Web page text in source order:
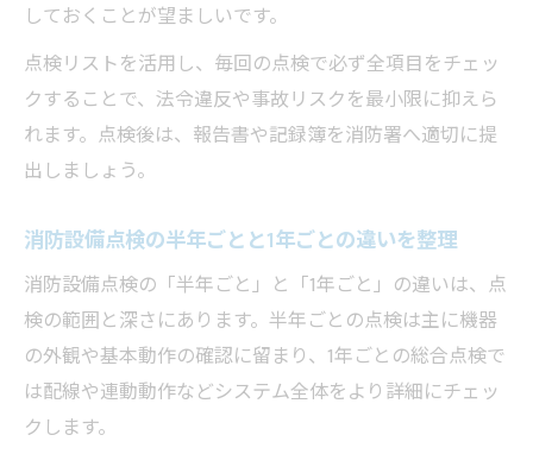
しておくことが望ましいです。
点検リストを活用し、毎回の点検で必ず全項目をチェッ
クすることで、法令違反や事故リスクを最小限に抑えら
れます。点検後は、報告書や記録簿を消防署へ適切に提
出しましょう。
消防設備点検の半年ごとと1年ごとの違いを整理
消防設備点検の「半年ごと」と「1年ごと」の違いは、点
検の範囲と深さにあります。半年ごとの点検は主に機器
の外観や基本動作の確認に留まり、1年ごとの総合点検で
は配線や連動動作などシステム全体をより詳細にチェッ
クします。